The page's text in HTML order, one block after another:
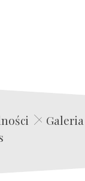
Film Agencja Aktorska
Galeria